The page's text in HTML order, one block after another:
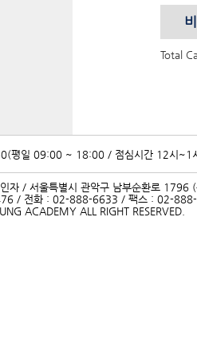
Total
(평일 09:00 ~ 18:00 / 점심시간 12시~1
자 / 서울특별시 관악구 남부순환로 1796
/ 전화 : 02-888-6633 / 팩스 : 02-
ACADEMY ALL RIGHT RESERVED.